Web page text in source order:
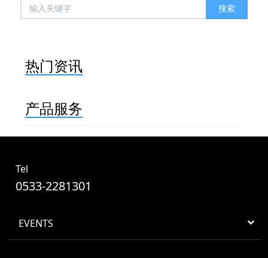
搜索
热门资讯
产品服务
Tel
0533-2281301
EVENTS